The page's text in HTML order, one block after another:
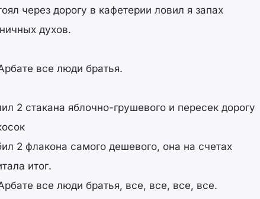
через дорогу в кафетерии ловил я запах
духов.
все люди братья.
2 стакана яблочно-грушевого и пересек дорогу
2 флакона самого дешевого, она на счетах
итог.
все люди братья, все, все, все, все.